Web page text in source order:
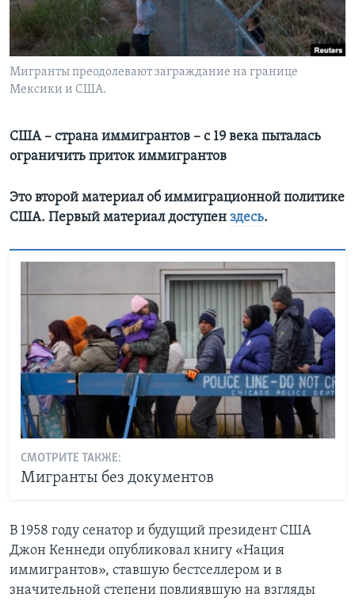
Learning English
СОЦИАЛЬНЫЕ СЕТИ
Языки
Мигранты преодолевают заграждание на границе
Мексики и США.
США – страна иммигрантов – с 19 века пыталась
ограничить приток иммигрантов
Это второй материал об иммиграционной политике
США. Первый материал доступен здесь.
СМОТРИТЕ ТАКЖЕ:
Мигранты без документов
В 1958 году сенатор и будущий президент США
Джон Кеннеди опубликовал книгу «Нация
иммигрантов», ставшую бестселлером и в
значительной степени повлиявшую на взгляды